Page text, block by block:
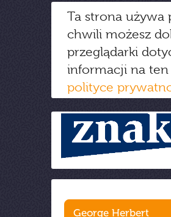
Ta strona używa
chwili możesz
przeglądarki
informacji na
polityce
George Herbert